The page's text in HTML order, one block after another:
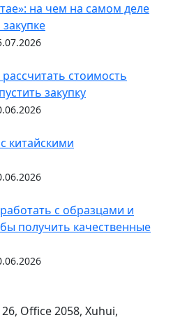
на чем на самом деле
стоимость
закупку
китайскими
с образцами и
получить качественные
Office 2058, Xuhui,